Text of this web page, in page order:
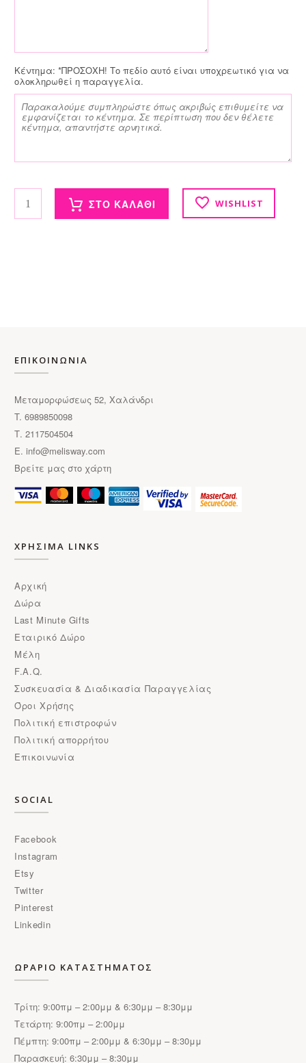
Κέντημα: *ΠΡΟΣΟΧΗ! Το πεδίο αυτό είναι υποχρεωτικό για να
ολοκληρωθεί η παραγγελία.
Μπουρνούζι ενηλίκων-Max με κέντημα ποσότητα
ΣΤΟ ΚΑΛΑΘΙ WISHLIST
ΕΠΙΚΟΙΝΩΝΙΑ
Μεταμορφώσεως 52, Χαλάνδρι
T. 6989850098
Τ. 2117504504
E. info@melisway.com
Βρείτε μας στο χάρτη
ΧΡΗΣΙΜΑ LINKS
Αρχική
Δώρα
Last Minute Gifts
Εταιρικό Δώρο
Μέλη
F.A.Q.
Συσκευασία & Διαδικασία Παραγγελίας
Όροι Χρήσης
Πολιτική επιστροφών
Πολιτική απορρήτου
Επικοινωνία
SOCIAL
Facebook
Instagram
Etsy
Twitter
Pinterest
Linkedin
ΩΡΑΡΙΟ ΚΑΤΑΣΤΗΜΑΤΟΣ
Τρίτη: 9:00πμ – 2:00μμ & 6:30μμ – 8:30μμ
Τετάρτη: 9:00πμ – 2:00μμ
Πέμπτη: 9:00πμ – 2:00μμ & 6:30μμ – 8:30μμ
Παρασκευή: 6:30μμ – 8:30μμ